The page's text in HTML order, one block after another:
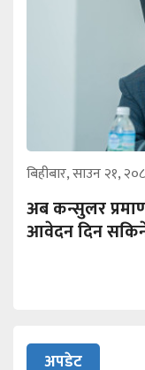
बिहीबार, साउन २१,
अब कन्सुलर
आवेदन दिन
अपडेट